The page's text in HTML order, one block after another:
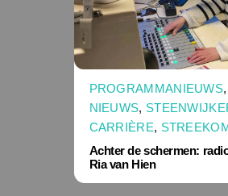
PROGRAMMANIEUWS,
NIEUWS,
CARRIÈRE,
Achter de schermen:
Ria van Hien